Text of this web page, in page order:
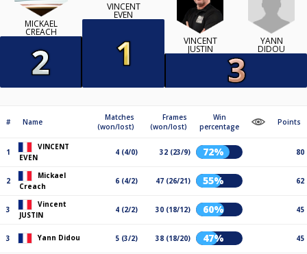
MICKAEL
CREACH
VINCENT
EVEN
VINCENT
JUSTIN
YANN
DIDOU
# Name
Matches
(won/lost)
Frames
(won/lost)
Win
percentage
Points
1
VINCENT
EVEN
4 (4/0) 32 (23/9) 72% 80
2
Mickael
Creach
6 (4/2) 47 (26/21) 55% 62
3
Vincent
JUSTIN
4 (2/2) 30 (18/12) 60% 45
3 Yann Didou 5 (3/2) 38 (18/20) 47% 45